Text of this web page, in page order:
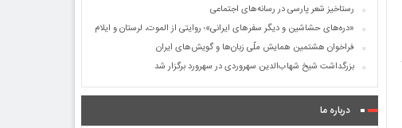
رستاخیز شعر پارسی در رسانه‌های اجتماعی
«دره‌های حشاشین و دیگر سفرهای ایرانی»؛ روایتی از الموت، لرستان و ایلام
فراخوان هشتمین همایش ملّی زبان‌ها و گویش‌های ایران
بزرگداشت شیخ شهاب‌الدین سهروردی در سهرورد برگزار شد
درباره ما